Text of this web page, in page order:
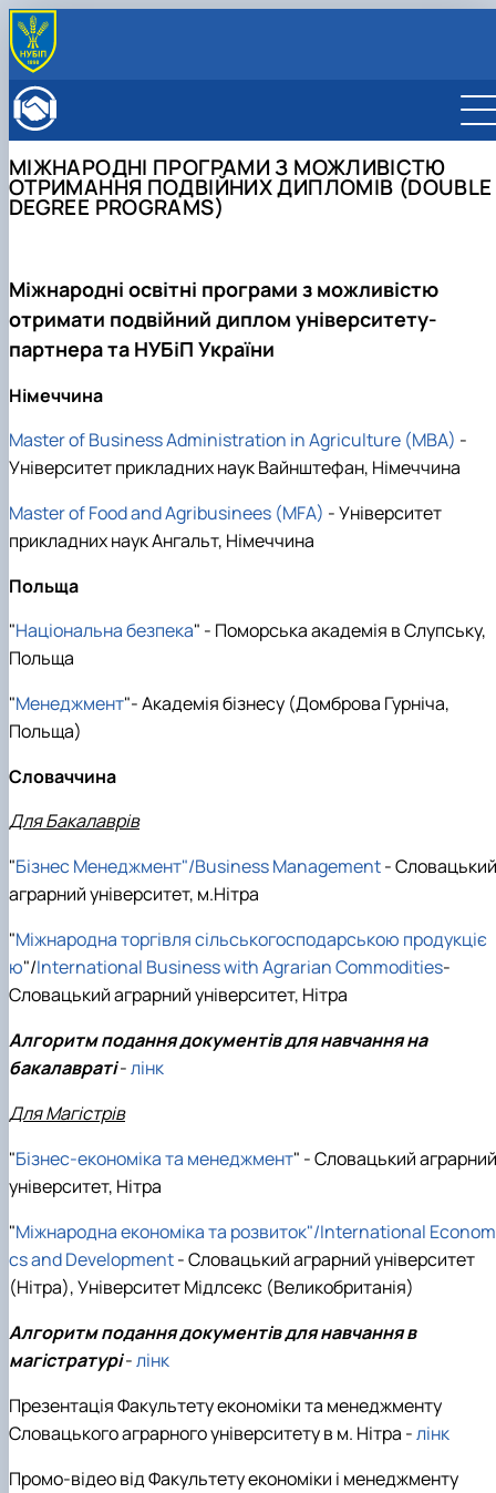
ОСВІТНЯ ДІЯЛЬНІСТЬ
Бакалаврат
Магістратура
Практичне навчання
Виховна та спортивна робота
Сенат студентської організації факультету
ВСТУПНИКУ
Загальна інформація
МІЖНАРОДНА ДІЯЛЬНІСТЬ
Англомовна магістратура/ English speaking MSc
Program in Management
МІЖНАРОДНІ ПРОГРАМИ З МОЖЛИВІСТЮ
ОТРИМАННЯ ПОДВІЙНИХ ДИПЛОМІВ (DOUBLE
DEGREE PROGRAMS)
Міжнародні освітні програми з можливістю
отримати подвійний диплом університету-
партнера та НУБіП України
Німеччина
Master of Business Administration in Agriculture (MBA) -
Університет прикладних наук Вайнштефан, Німеччина
Master of Food and Agribusinees (MFA) - Університет
прикладних наук Ангальт, Німеччина
Польща
"Національна безпека" - Поморська академія в Слупську,
Польща
"Менеджмент"- Академія бізнесу (Домброва Гурніча,
Польща)
Словаччина
Для Бакалаврів
"Бізнес Менеджмент"/Business Management- Словацький
аграрний університет, м.Нітра
"Міжнародна торгівля сільськогосподарською продукціє
ю"/International Business with Agrarian Commodities-
Словацький аграрний університет, Нітра
Алгоритм подання документів для навчання на
бакалавраті-лінк
Для Магістрів
"Бізнес-економіка та менеджмент" - Словацький аграрний
університет, Нітра
"Міжнародна економіка та розвиток"/International
cs and Development- Словацький аграрний університет
(Нітра), Університет Мідлсекс (Великобританія)
Алгоритм подання документів для навчання в
магістратурі-лінк
Презентація Факультету економіки та менеджменту
Словацького аграрного університету в м. Нітра -лінк
Промо-відео від Факультету економіки і менеджменту